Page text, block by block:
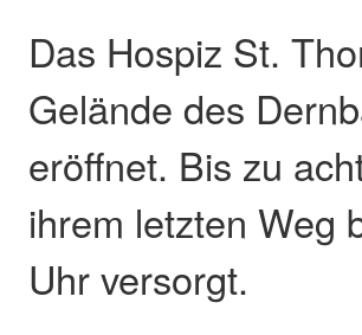
Das Hospiz St.
Gelände des
eröffnet. Bis zu
ihrem letzten Weg
Uhr versorgt.